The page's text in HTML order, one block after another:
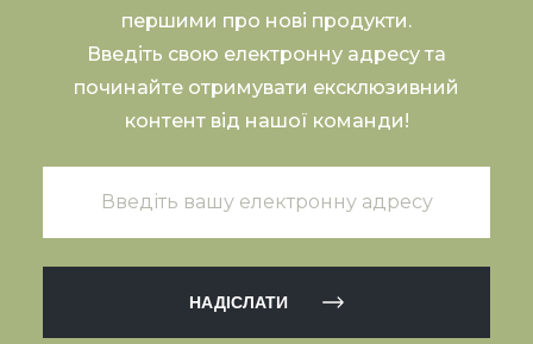
першими про нові продукти.
Введіть свою електронну адресу та
починайте отримувати ексклюзивний
контент від нашої команди!
НАДІСЛАТИ